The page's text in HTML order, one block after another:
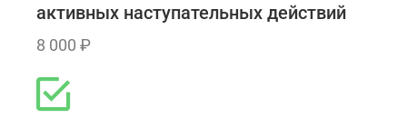
активных наступательных действий
8 000 ₽